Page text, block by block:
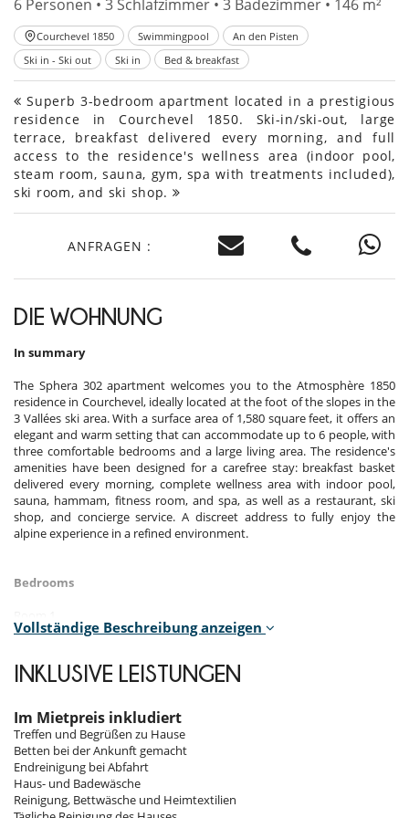
6 Personen • 3 Schlafzimmer • 3 Badezimmer • 146 m²
Courchevel 1850 Swimmingpool
An den Pisten
Ski in - Ski out
Ski in Bed & breakfast
Superb 3-bedroom apartment located in a prestigious
residence in Courchevel 1850. Ski-in/ski-out, large
terrace, breakfast delivered every morning, and full
access to the residence's wellness area (indoor pool,
steam room, sauna, gym, spa with treatments included),
ski room, and ski shop.
ANFRAGEN :
DIE WOHNUNG
In summary
The Sphera 302 apartment welcomes you to the Atmosphère 1850
residence in Courchevel, ideally located at the foot of the slopes in the
3 Vallées ski area. With a surface area of 1,580 square feet, it offers an
elegant and warm setting that can accommodate up to 6 people, with
three comfortable bedrooms and a large living area. The residence's
amenities have been designed for a carefree stay: breakfast basket
delivered every morning, complete wellness area with indoor pool,
sauna, hammam, fitness room, and spa, as well as a restaurant, ski
shop, and concierge service. A discreet address to fully enjoy the
alpine experience in a refined environment.
Bedrooms
Room. This bedroom has 1 double bed 180 cm. , with 2 washbasins,
terrace, hair dryer, towel dryer, WC.
Room. This bedroom has 1 double bed 180 cm. , with 2 washbasins,
walk-in shower. This bedroom includes also TV, safe, private terrace,
hair dryer, towel dryer, WC.
Room 3
Room. This bedroom has 1 double bed 180 cm. , with 2 washbasins,
walk-in shower. This bedroom includes also TV, safe, private terrace,
Vollständige Beschreibung anzeigen
INKLUSIVE LEISTUNGEN
Im Mietpreis inkludiert
Treffen und Begrüßen zu Hause
Betten bei der Ankunft gemacht
Endreinigung bei Abfahrt
Haus- und Badewäsche
Reinigung, Bettwäsche und Heimtextilien